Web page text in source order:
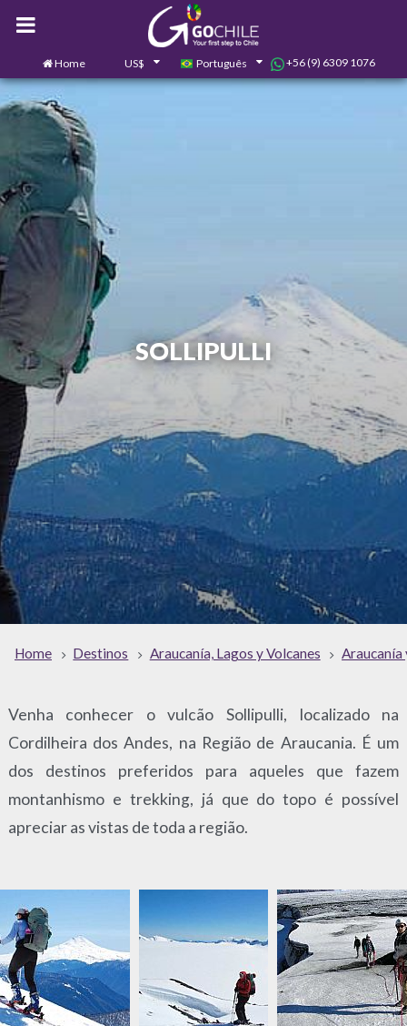
Home US$ Português +56 (9) 6309 1076
SOLLIPULLI
Home Destinos Araucanía, Lagos y Volcanes Araucanía
Venha conhecer o vulcão Sollipulli, localizado na
Cordilheira dos Andes, na Região de Araucania. É um
dos destinos preferidos para aqueles que fazem
montanhismo e trekking, já que do topo é possível
apreciar as vistas de toda a região.